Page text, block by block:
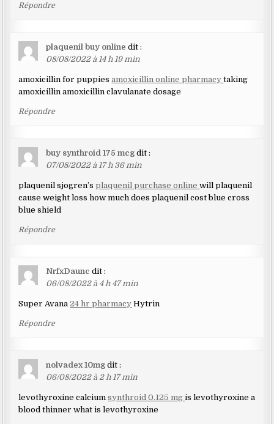
Répondre
plaquenil buy online dit :
08/08/2022 à 14 h 19 min
amoxicillin for puppiesamoxicillin online pharmacytaking
amoxicillin amoxicillin clavulanate dosage
Répondre
buy synthroid 175 mcg dit :
07/08/2022 à 17 h 36 min
plaquenil sjogren’splaquenil purchase onlinewill plaquenil
cause weight loss how much does plaquenil cost blue cross
blue shield
Répondre
NrfxDaunc dit :
06/08/2022 à 4 h 47 min
Super Avana24 hr pharmacy Hytrin
Répondre
nolvadex 10mg dit :
06/08/2022 à 2 h 17 min
levothyroxine calciumsynthroid 0.125 mgis levothyroxine a
blood thinner what is levothyroxine